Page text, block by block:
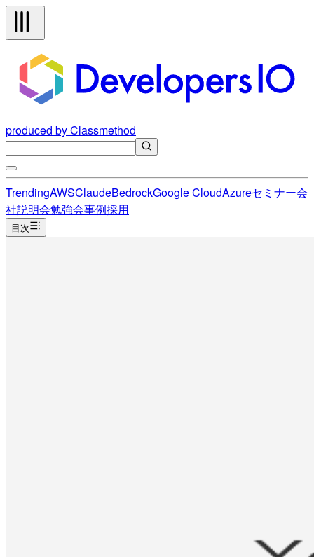
produced by Classmethod
TrendingAWSClaudeBedrockGoogle CloudAzureセミナー会
社説明会勉強会事例採用
目次